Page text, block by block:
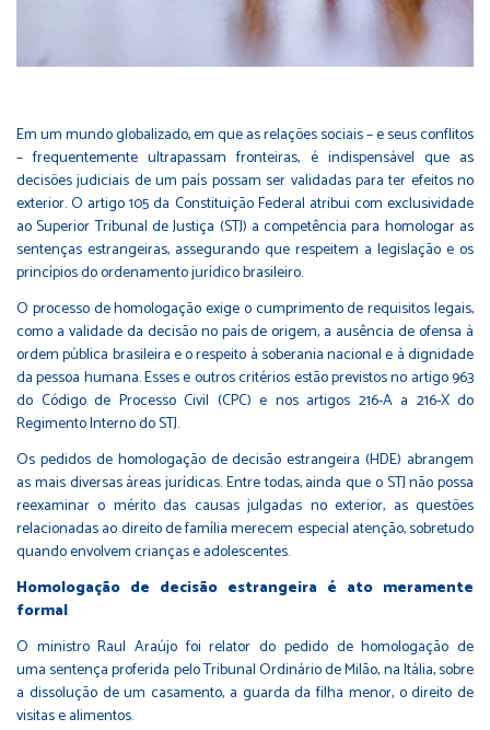
Em um mundo globalizado, em que as relações sociais – e seus conflitos
– frequentemente ultrapassam fronteiras, é indispensável que as
decisões judiciais de um país possam ser validadas para ter efeitos no
exterior. O artigo 105 da Constituição Federal atribui com exclusividade
ao Superior Tribunal de Justiça (STJ) a competência para homologar as
sentenças estrangeiras, assegurando que respeitem a legislação e os
princípios do ordenamento jurídico brasileiro.
O processo de homologação exige o cumprimento de requisitos legais,
como a validade da decisão no país de origem, a ausência de ofensa à
ordem pública brasileira e o respeito à soberania nacional e à dignidade
da pessoa humana. Esses e outros critérios estão previstos no artigo 963
do Código de Processo Civil (CPC) e nos artigos 216-A a 216-X do
Regimento Interno do STJ.
Os pedidos de homologação de decisão estrangeira (HDE) abrangem
as mais diversas áreas jurídicas. Entre todas, ainda que o STJ não possa
reexaminar o mérito das causas julgadas no exterior, as questões
relacionadas ao direito de família merecem especial atenção, sobretudo
quando envolvem crianças e adolescentes.
Homologação de decisão estrangeira é ato meramente
formal
O ministro Raul Araújo foi relator do pedido de homologação de
uma sentença proferida pelo Tribunal Ordinário de Milão, na Itália, sobre
a dissolução de um casamento, a guarda da filha menor, o direito de
visitas e alimentos.